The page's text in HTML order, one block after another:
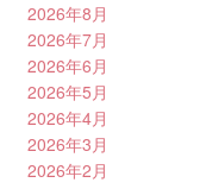
2026年8月
2026年7月
2026年6月
2026年5月
2026年4月
2026年3月
2026年2月